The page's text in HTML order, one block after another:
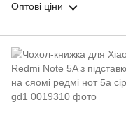
Оптові ціни